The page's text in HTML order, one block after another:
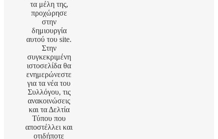
τα μέλη της,
προχώρησε
στην
δημιουργία
αυτού του site.
Στην
συγκεκριμένη
ιστοσελίδα θα
ενημερώνεστε
για τα νέα του
Συλλόγου, τις
ανακοινώσεις
και τα Δελτία
Τύπου που
αποστέλλει και
οτιδήποτε